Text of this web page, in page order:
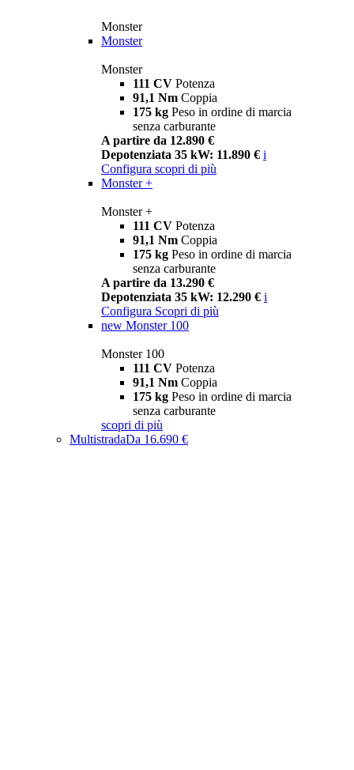
Monster
Monster
Monster
111 CV Potenza
91,1 Nm Coppia
175 kg Peso in ordine di marcia
senza carburante
A partire da 12.890 €
Depotenziata 35 kW: 11.890 € i
Configura scopri di più
Monster +
Monster +
111 CV Potenza
91,1 Nm Coppia
175 kg Peso in ordine di marcia
senza carburante
A partire da 13.290 €
Depotenziata 35 kW: 12.290 € i
Configura Scopri di più
new Monster 100
Monster 100
111 CV Potenza
91,1 Nm Coppia
175 kg Peso in ordine di marcia
senza carburante
scopri di più
MultistradaDa 16.690 €